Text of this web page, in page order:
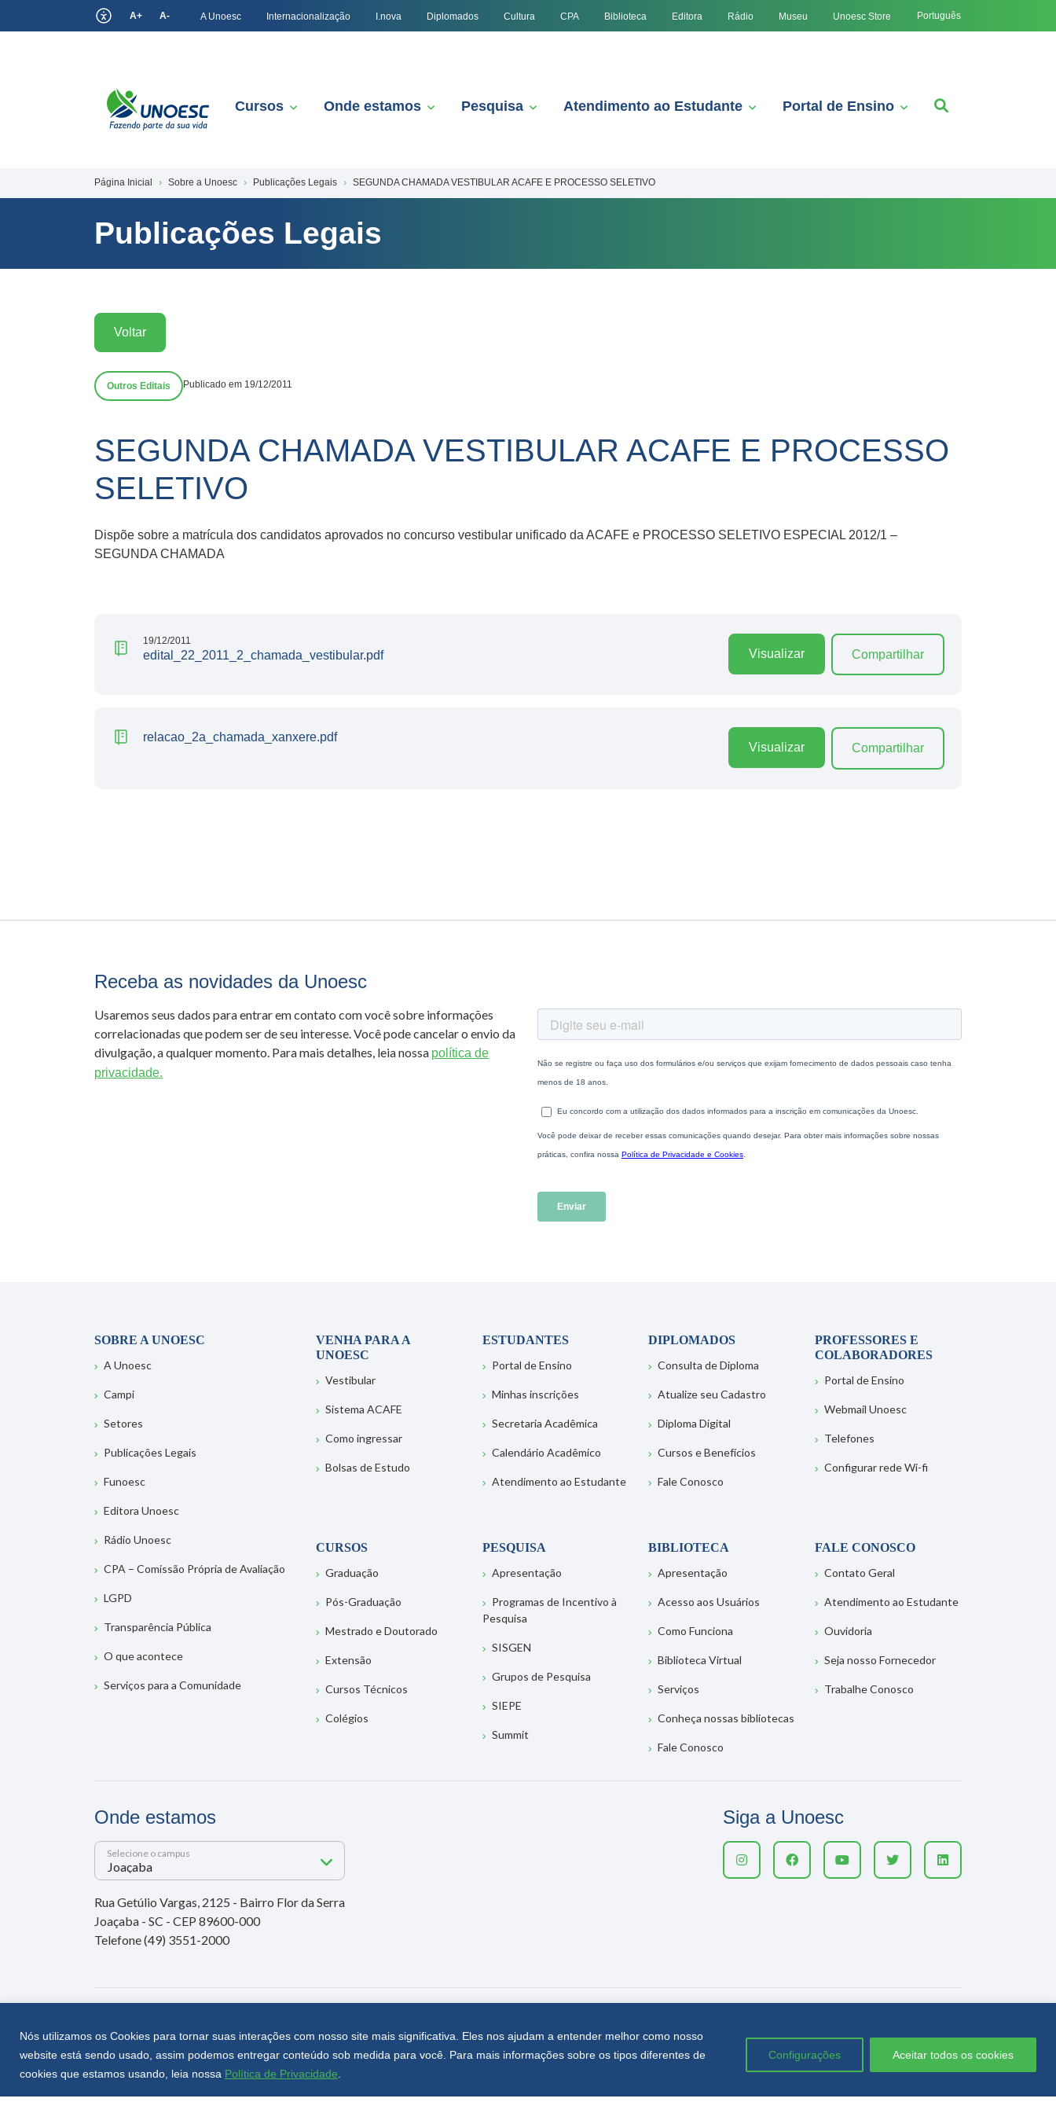
Nós utilizamos os Cookies para tornar suas interações com nosso site mais significativa. Eles nos ajudam a entender melhor como nosso
website está sendo usado, assim podemos entregar conteúdo sob medida para você. Para mais informações sobre os tipos diferentes de
cookies que estamos usando, leia nossa Política de Privacidade
Configurações Aceitar todos os cookies
A+ A- A Unoesc Internacionalização I.nova Diplomados Cultura CPA Biblioteca Editora Rádio Museu Unoesc Store Português
Cursos Onde estamos Pesquisa Atendimento ao Estudante Portal de Ensino
Página Inicial Sobre a Unoesc Publicações Legais SEGUNDA CHAMADA VESTIBULAR ACAFE E PROCESSO SELETIVO
Publicações Legais
Voltar
Outros Editais Publicado em 19/12/2011
SEGUNDA CHAMADA VESTIBULAR ACAFE E PROCESSO
SELETIVO
Dispõe sobre a matrícula dos candidatos aprovados no concurso vestibular unificado da ACAFE e PROCESSO SELETIVO ESPECIAL 2012/1 –
SEGUNDA CHAMADA
19/12/2011
edital_22_2011_2_chamada_vestibular.pdf Visualizar Compartilhar
relacao_2a_chamada_xanxere.pdf
Visualizar Compartilhar
Receba as novidades da Unoesc
Usaremos seus dados para entrar em contato com você sobre informações
correlacionadas que podem ser de seu interesse. Você pode cancelar o envio da
divulgação, a qualquer momento. Para mais detalhes, leia nossa política de
privacidade.
SOBRE A UNOESC
A Unoesc
Campi
Setores
Publicações Legais
Funoesc
Editora Unoesc
Rádio Unoesc
CPA – Comissão Própria de Avaliação
LGPD
Transparência Pública
O que acontece
Serviços para a Comunidade
VENHA PARA A
UNOESC
Vestibular
Sistema ACAFE
Como ingressar
Bolsas de Estudo
ESTUDANTES
Portal de Ensino
Minhas inscrições
Secretaria Acadêmica
Calendário Acadêmico
Atendimento ao Estudante
DIPLOMADOS
Consulta de Diploma
Atualize seu Cadastro
Diploma Digital
Cursos e Benefícios
Fale Conosco
PROFESSORES E
COLABORADORES
Portal de Ensino
Webmail Unoesc
Telefones
Configurar rede Wi-fi
CURSOS
Graduação
Pós-Graduação
Mestrado e Doutorado
Extensão
Cursos Técnicos
Colégios
PESQUISA
Apresentação
Programas de Incentivo à
Pesquisa
SISGEN
Grupos de Pesquisa
SIEPE
Summit
BIBLIOTECA
Apresentação
Acesso aos Usuários
Como Funciona
Biblioteca Virtual
Serviços
Conheça nossas bibliotecas
Fale Conosco
FALE CONOSCO
Contato Geral
Atendimento ao Estudante
Ouvidoria
Seja nosso Fornecedor
Trabalhe Conosco
Onde estamos
Selecione o campus
Rua Getúlio Vargas, 2125 - Bairro Flor da Serra
Joaçaba - SC - CEP 89600-000
Telefone (49) 3551-2000
Siga a Unoesc
Unoesc © 2026 - Todos os direitos reservados